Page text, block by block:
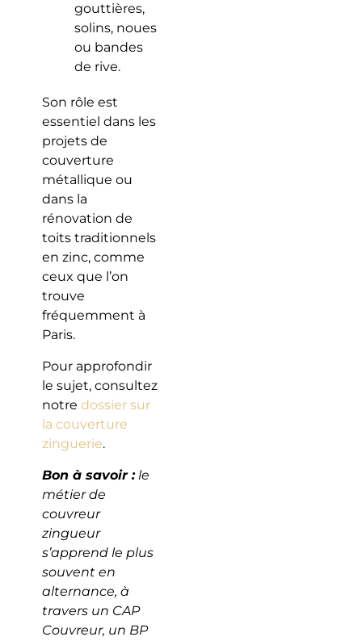
gouttières,
solins, noues
ou bandes
de rive.
Son rôle est
essentiel dans les
projets de
couverture
métallique ou
dans la
rénovation de
toits traditionnels
en zinc, comme
ceux que l’on
trouve
fréquemment à
Paris.
Pour approfondir
le sujet, consultez
notre dossier sur
la couverture
zinguerie.
Bon à savoir :le
métier de
couvreur
zingueur
s’apprend le plus
souvent en
alternance, à
travers un CAP
Couvreur, un BP